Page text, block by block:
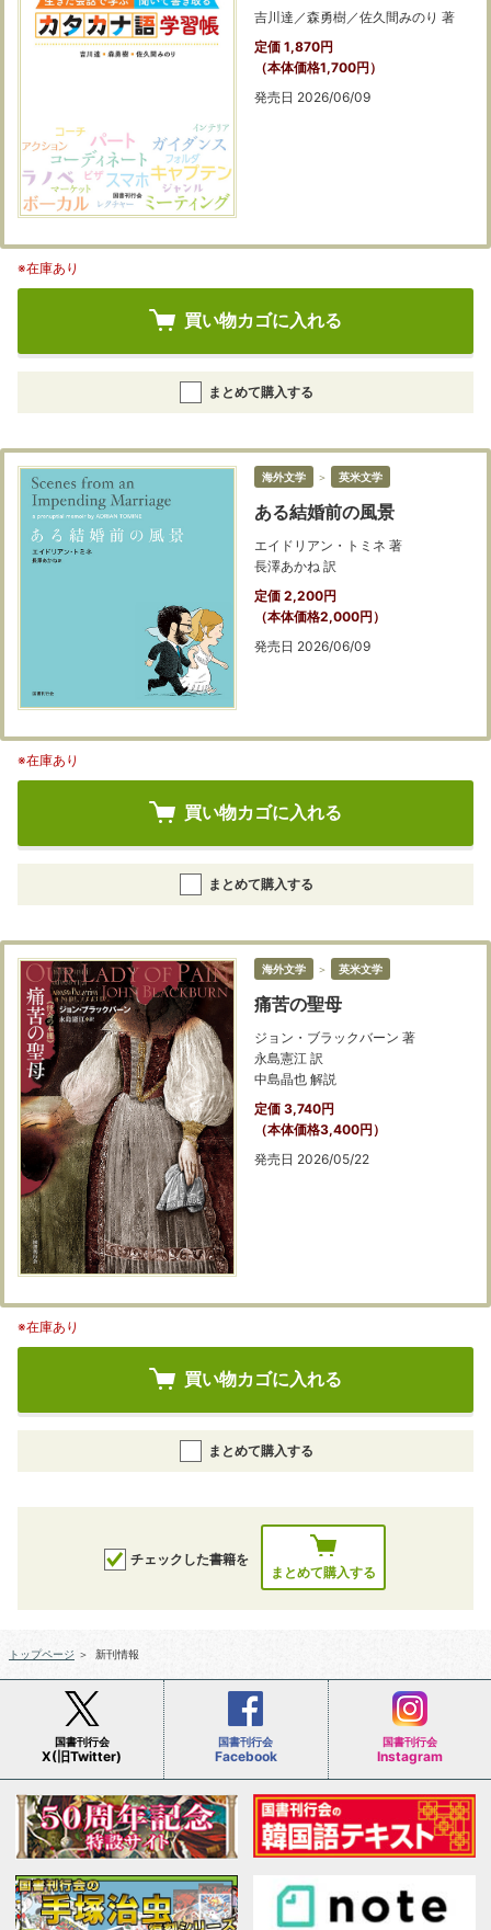
吉川達／森勇樹／佐久間みのり 著
定価 1,870円
（本体価格1,700円）
発売日 2026/06/09
※在庫あり
買い物カゴに入れる
まとめて購入する
海外文学 ＞ 英米文学
ある結婚前の風景
エイドリアン・トミネ 著
長澤あかね 訳
定価 2,200円
（本体価格2,000円）
発売日 2026/06/09
※在庫あり
買い物カゴに入れる
まとめて購入する
海外文学 ＞ 英米文学
痛苦の聖母
ジョン・ブラックバーン 著
永島憲江 訳
中島晶也 解説
定価 3,740円
（本体価格3,400円）
発売日 2026/05/22
※在庫あり
買い物カゴに入れる
まとめて購入する
チェックした書籍を
まとめて購入する
トップページ ＞ 新刊情報
国書刊行会
X(旧Twitter)
国書刊行会
Facebook
国書刊行会
Instagram